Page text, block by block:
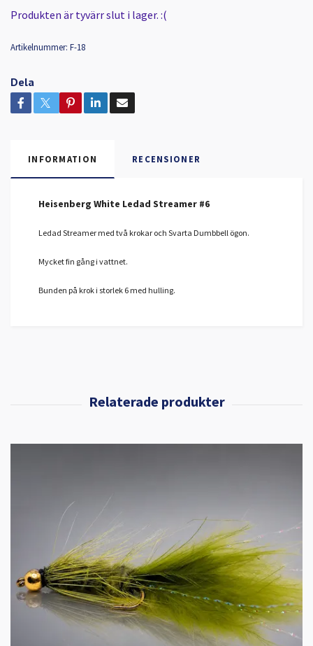
Produkten är tyvärr slut i lager. :(
Artikelnummer: F-18
Dela
INFORMATION RECENSIONER
Heisenberg White Ledad Streamer #6
Ledad Streamer med två krokar och Svarta Dumbbell ögon.
Mycket fin gång i vattnet.
Bunden på krok i storlek 6 med hulling.